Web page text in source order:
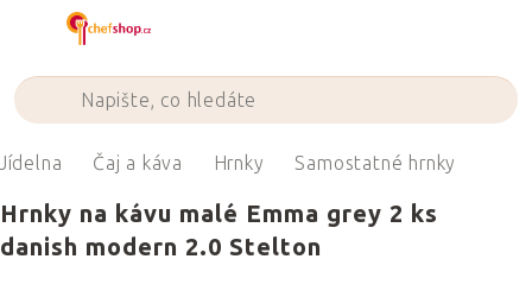
Čaj a káva Hrnky Samostatné hrnky
Hrnky na kávu malé Emma grey 2 ks
danish modern 2.0 Stelton